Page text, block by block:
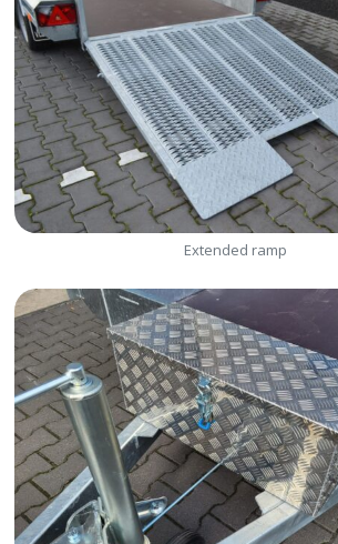
Extended ramp